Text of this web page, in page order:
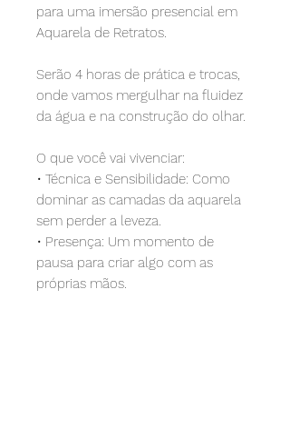
para uma imersão presencial em
Aquarela de Retratos.
Serão 4 horas de prática e trocas,
onde vamos mergulhar na fluidez
da água e na construção do olhar.
O que você vai vivenciar:
•⁠ ⁠Técnica e Sensibilidade: Como
dominar as camadas da aquarela
sem perder a leveza.
•⁠ ⁠Presença: Um momento de
pausa para criar algo com as
próprias mãos.